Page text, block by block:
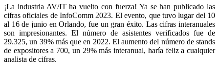
¡La industria AV/IT ha vuelto con fuerza! Ya se han publicado las
cifras oficiales de InfoComm 2023. El evento, que tuvo lugar del 10
al 16 de junio en Orlando, fue un gran éxito. Las cifras interanuales
son impresionantes. El número de asistentes verificados fue de
29.325, un 39% más que en 2022. El aumento del número de stands
de expositores a 700, un 29% más interanual, haría feliz a cualquier
analista de cifras.